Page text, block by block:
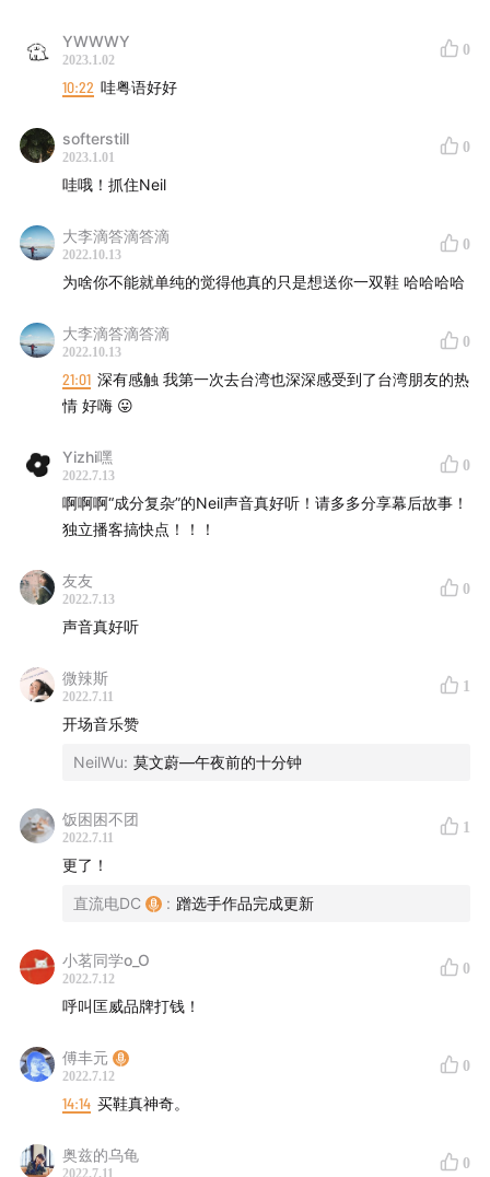
YWWWY
2023.1.02
0
10:22 哇粤语好好
softerstill
2023.1.01
0
哇哦！抓住Neil
大李滴答滴答滴
2022.10.13
0
为啥你不能就单纯的觉得他真的只是想送你一双鞋 哈哈哈哈
大李滴答滴答滴
2022.10.13
0
21:01 深有感触 我第一次去台湾也深深感受到了台湾朋友的热
情 好嗨 😛
Yizhi嘿
2022.7.13
0
啊啊啊“成分复杂”的Neil声音真好听！请多多分享幕后故事！
独立播客搞快点！！！
友友
2022.7.13
0
声音真好听
微辣斯
2022.7.11
1
开场音乐赞
NeilWu: 莫文蔚—午夜前的十分钟
饭困困不团
2022.7.11
1
更了！
直流电DC : 蹭选手作品完成更新
小茗同学o_O
2022.7.12
0
呼叫匡威品牌打钱！
傅丰元
2022.7.12
0
14:14 买鞋真神奇。
奥兹的乌龟
2022.7.11
0